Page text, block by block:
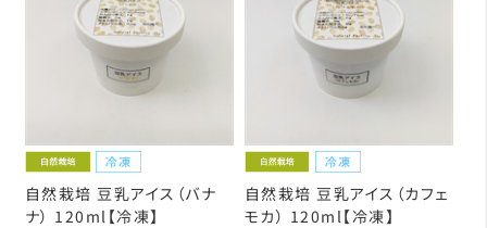
自然栽培 豆乳アイス（バナ
ナ） 120ml【冷凍】
自然栽培 豆乳アイス（カフェ
モカ） 120ml【冷凍】